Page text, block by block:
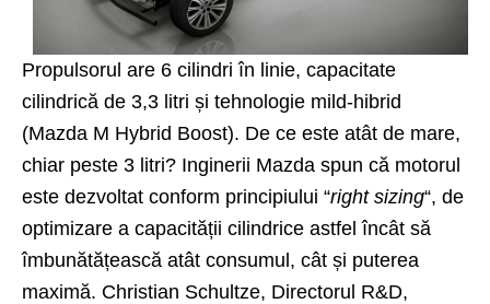
Propulsorul are 6 cilindri în linie, capacitate
cilindrică de 3,3 litri și tehnologie mild-hibrid
(Mazda M Hybrid Boost). De ce este atât de mare,
chiar peste 3 litri? Inginerii Mazda spun că motorul
este dezvoltat conform principiului “right sizing“, de
optimizare a capacității cilindrice astfel încât să
îmbunătățească atât consumul, cât și puterea
maximă. Christian Schultze, Directorul R&D,